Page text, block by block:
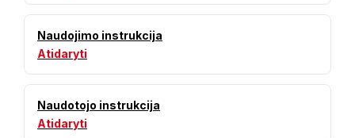
Naudojimo instrukcija
Atidaryti
Naudotojo instrukcija
Atidaryti